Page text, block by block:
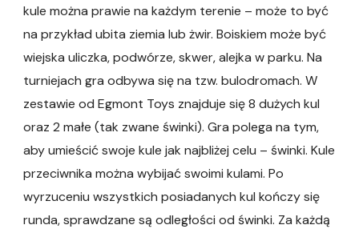
kule można prawie na każdym terenie – może to być
na przykład ubita ziemia lub żwir. Boiskiem może być
wiejska uliczka, podwórze, skwer, alejka w parku. Na
turniejach gra odbywa się na tzw. bulodromach. W
zestawie od Egmont Toys znajduje się 8 dużych kul
oraz 2 małe (tak zwane świnki). Gra polega na tym,
aby umieścić swoje kule jak najbliżej celu – świnki. Kule
przeciwnika można wybijać swoimi kulami. Po
wyrzuceniu wszystkich posiadanych kul kończy się
runda, sprawdzane są odległości od świnki. Za każdą